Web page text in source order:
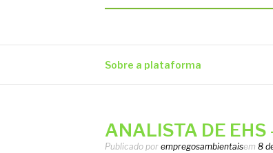
Sobre a plataforma
ANALISTA DE
Publicado por empregosambientaisem 8